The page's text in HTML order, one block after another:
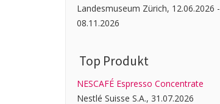
Landesmuseum Zürich, 12.06.2026 -
08.11.2026
Top Produkt
NESCAFÉ Espresso Concentrate
Nestlé Suisse S.A., 31.07.2026